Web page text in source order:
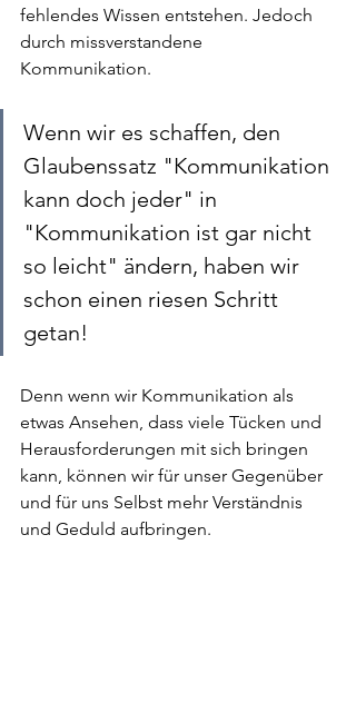
fehlendes Wissen entstehen. Jedoch
durch missverstandene
Kommunikation.
Wenn wir es schaffen, den
Glaubenssatz "Kommunikation
kann doch jeder" in
"Kommunikation ist gar nicht
so leicht" ändern, haben wir
schon einen riesen Schritt
getan!
Denn wenn wir Kommunikation als
etwas Ansehen, dass viele Tücken und
Herausforderungen mit sich bringen
kann, können wir für unser Gegenüber
und für uns Selbst mehr Verständnis
und Geduld aufbringen.